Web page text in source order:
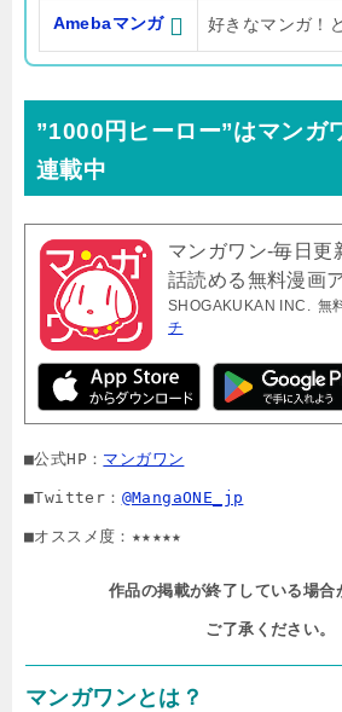
Amebaマンガ 好きなマンガ！
”1000円ヒーロー”はマンガ
連載中
マンガワン-毎日更
話読める無料漫画
SHOGAKUKAN INC. 無
チ
■公式HP： マンガワン
■Twitter： @MangaONE_jp
■オススメ度：★★★★★
作品の掲載が終了している場合
ご了承ください。
マンガワンとは？